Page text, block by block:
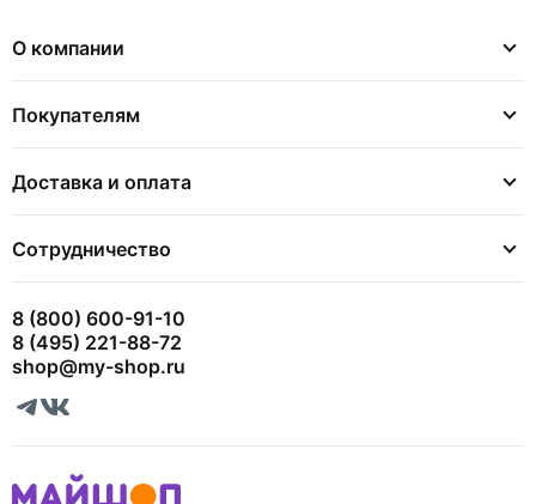
О компании
Покупателям
Доставка и оплата
Сотрудничество
8 (800) 600-91-10
8 (495) 221-88-72
shop@my-shop.ru